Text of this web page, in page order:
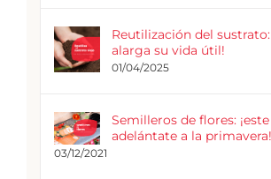
Reutilización del sustrato:
alarga su vida útil!
01/04/2025
Semilleros de flores:
adelántate a la primavera!
03/12/2021